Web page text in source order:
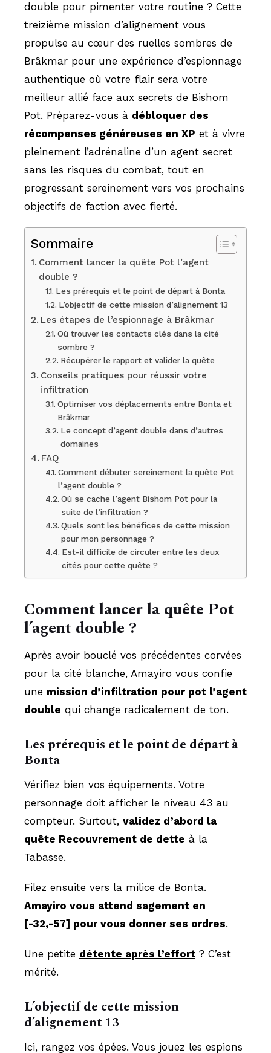
double pour pimenter votre routine ? Cette
treizième mission d’alignement vous
propulse au cœur des ruelles sombres de
Brâkmar pour une expérience d’espionnage
authentique où votre flair sera votre
meilleur allié face aux secrets de Bishom
Pot. Préparez-vous à débloquer des
récompenses généreuses en XP et à vivre
pleinement l’adrénaline d’un agent secret
sans les risques du combat, tout en
progressant sereinement vers vos prochains
objectifs de faction avec fierté.
Sommaire
Comment lancer la quête Pot l’agent
double ?
Les prérequis et le point de départ à Bonta
L’objectif de cette mission d’alignement 13
Les étapes de l’espionnage à Brâkmar
Où trouver les contacts clés dans la cité
sombre ?
Récupérer le rapport et valider la quête
Conseils pratiques pour réussir votre
infiltration
Optimiser vos déplacements entre Bonta et
Brâkmar
Le concept d’agent double dans d’autres
domaines
FAQ
Comment débuter sereinement la quête Pot
l’agent double ?
Où se cache l’agent Bishom Pot pour la
suite de l’infiltration ?
Quels sont les bénéfices de cette mission
pour mon personnage ?
Est-il difficile de circuler entre les deux
cités pour cette quête ?
Comment lancer la quête Pot
l’agent double ?
Après avoir bouclé vos précédentes corvées
pour la cité blanche, Amayiro vous confie
une mission d’infiltration pour pot l’agent
double qui change radicalement de ton.
Les prérequis et le point de départ à
Bonta
Vérifiez bien vos équipements. Votre
personnage doit afficher le niveau 43 au
compteur. Surtout, validez d’abord la
quête Recouvrement de dette à la
Tabasse.
Filez ensuite vers la milice de Bonta.
Amayiro vous attend sagement en
[-32,-57] pour vous donner ses ordres.
Une petite détente après l’effort ? C’est
mérité.
L’objectif de cette mission
d’alignement 13
Ici, rangez vos épées. Vous jouez les espions